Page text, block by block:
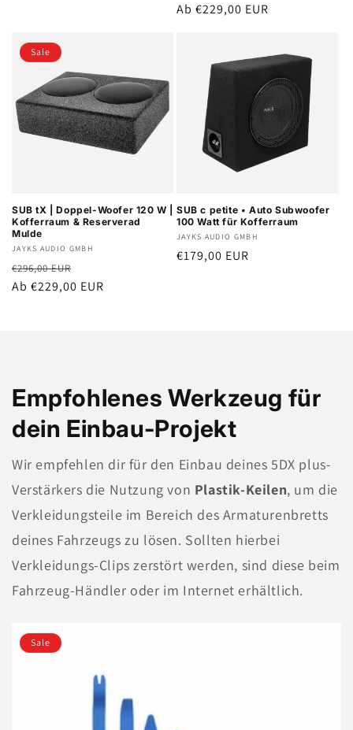
Preis
Ab €229,00 EUR
Sale
SUB tX | Doppel-Woofer 120 W |
Kofferraum & Reserverad
Mulde
Anbieter:
JAYKS AUDIO GMBH
Normaler
Preis
€296,00 EUR
Ab €229,00 EUR
SUB c petite • Auto Subwoofer
100 Watt für Kofferraum
Anbieter:
JAYKS AUDIO GMBH
Normaler
€179,00 EUR
Empfohlenes Werkzeug für
dein Einbau-Projekt
Wir empfehlen dir für den Einbau deines 5DX plus-
Verstärkers die Nutzung von Plastik-Keilen, um die
Verkleidungsteile im Bereich des Armaturenbretts
deines Fahrzeugs zu lösen. Sollten hierbei
Verkleidungs-Clips zerstört werden, sind diese beim
Fahrzeug-Händler oder im Internet erhältlich.
Sale